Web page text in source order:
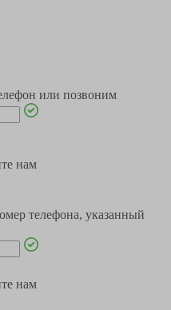
или позвоним
нам
телефона, указанный
нам